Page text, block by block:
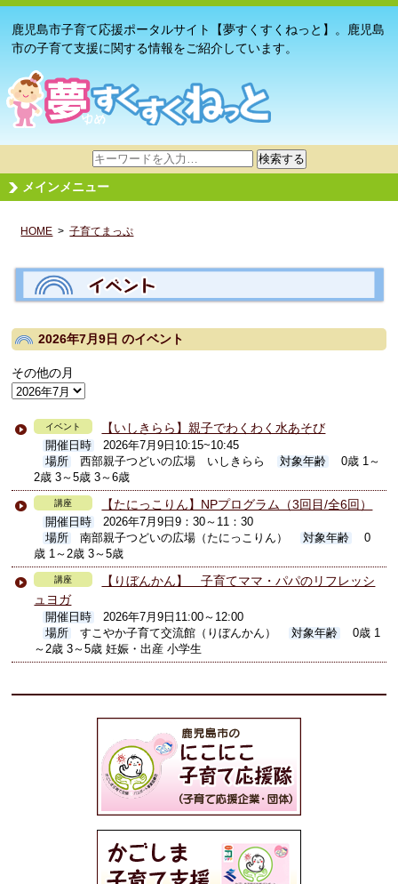
鹿児島市子育て応援ポータルサイト【夢すくすくねっと】。鹿児島
市の子育て支援に関する情報をご紹介しています。
サ
イ
ト
検
検索する
メインメニュー
HOME >子育てまっぷ
2026年7月9日のイベント
その他の月
イベント 【いしきらら】親子でわくわく水あそび
開催日時
2026年7月9日10:15~10:45
場所
西部親子つどいの広場 いしきらら 対象年齢
0歳 1～
2歳 3～5歳 3～6歳
講座 【たにっこりん】NPプログラム（3回目/全6回）
開催日時
2026年7月9日9：30～11：30
場所
南部親子つどいの広場（たにっこりん） 対象年齢
0
歳 1～2歳 3～5歳
講座
【りぼんかん】 子育てママ・パパのリフレッシ
ュヨガ
開催日時
2026年7月9日11:00～12:00
場所
すこやか子育て交流館（りぼんかん） 対象年齢
0歳 1
～2歳 3～5歳 妊娠・出産 小学生